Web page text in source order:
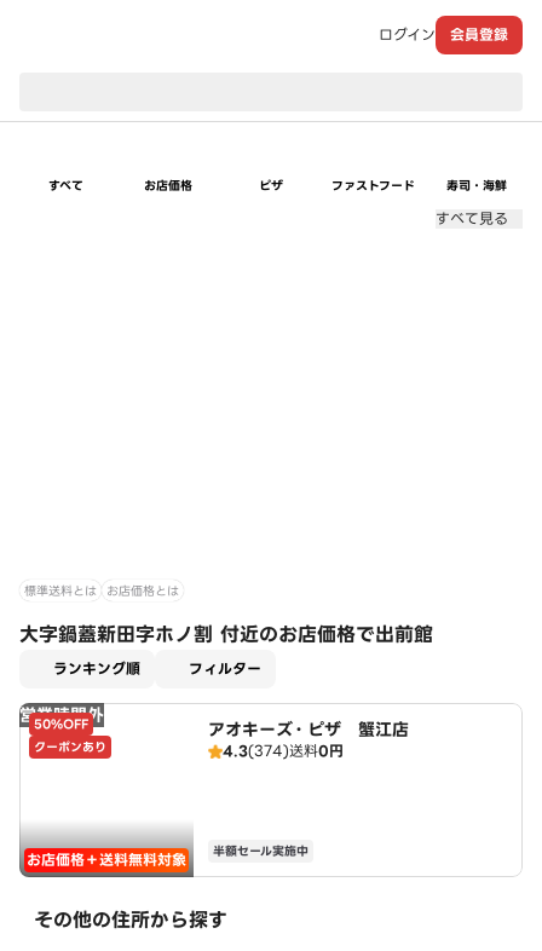
ログイン 会員登録
すべて お店価格 ピザ ファストフード 寿司・海鮮
すべて見る
標準送料とは お店価格とは
大字鍋蓋新田字ホノ割 付近のお店価格で出前館
ランキング順 フィルター
営業時間外
50%OFF
クーポンあり
お店価格＋送料無料対象
アオキーズ・ピザ 蟹江店
4.3(374)送料0円
半額セール実施中
その他の住所から探す